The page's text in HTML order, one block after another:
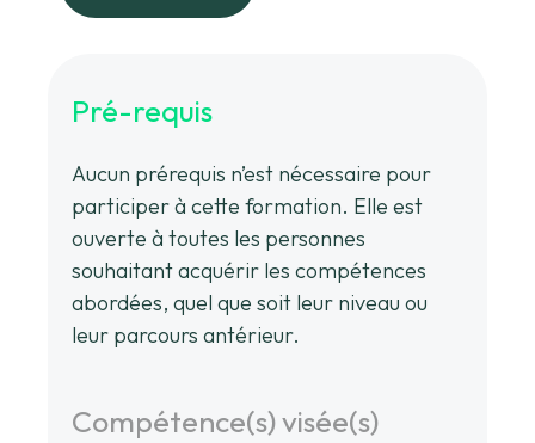
Pré-requis
Compétence(s) visée(s)
Aucun prérequis n’est nécessaire pour
participer à cette formation. Elle est
ouverte à toutes les personnes
souhaitant acquérir les compétences
abordées, quel que soit leur niveau ou
leur parcours antérieur.